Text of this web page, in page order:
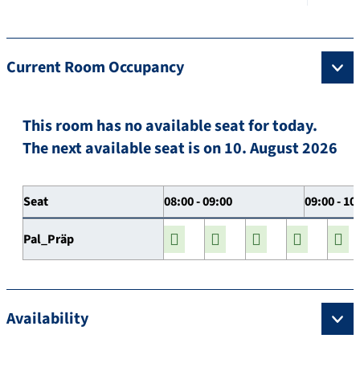
Current Room Occupancy
This room has no available seat for today.
The next available seat is on 10. August 2026
Seat 08:00 - 09:00 09:00 -
Pal_Präp
Availability